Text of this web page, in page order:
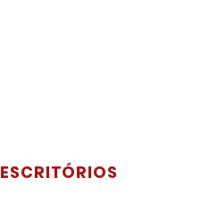
ESCRITÓRIOS